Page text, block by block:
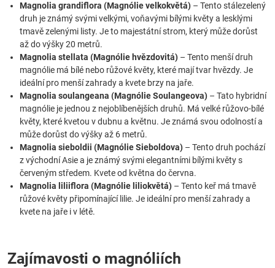
Magnolia grandiflora (Magnólie velkokvětá) – Tento stálezelený
druh je známý svými velkými, voňavými bílými květy a lesklými
tmavě zelenými listy. Je to majestátní strom, který může dorůst
až do výšky 20 metrů.
Magnolia stellata (Magnólie hvězdovitá) – Tento menší druh
magnólie má bílé nebo růžové květy, které mají tvar hvězdy. Je
ideální pro menší zahrady a kvete brzy na jaře.
Magnolia soulangeana (Magnólie Soulangeova) – Tato hybridní
magnólie je jednou z nejoblíbenějších druhů. Má velké růžovo-bílé
květy, které kvetou v dubnu a květnu. Je známá svou odolností a
může dorůst do výšky až 6 metrů.
Magnolia sieboldii (Magnólie Sieboldova) – Tento druh pochází
z východní Asie a je známý svými elegantními bílými květy s
červeným středem. Kvete od května do června.
Magnolia liliiflora (Magnólie liliokvětá) – Tento keř má tmavě
růžové květy připomínající lilie. Je ideální pro menší zahrady a
kvete na jaře i v létě.
Zajímavosti o magnóliích